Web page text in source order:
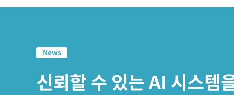
News
신뢰할 수 있는 AI 시스템